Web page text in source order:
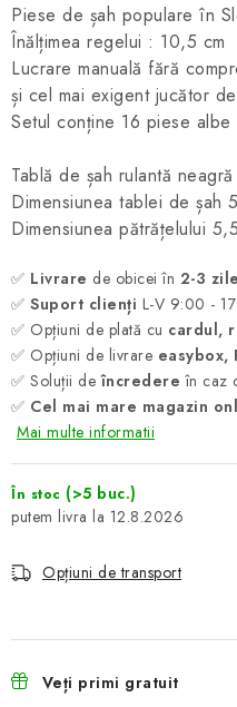
Piese de șah populare în
Înălțimea regelui : 10,5 cm
Lucrare manuală fără
și cel mai exigent jucător
Setul conține 16 piese
Tablă de șah rulantă neagră
Dimensiunea tablei de șah
Dimensiunea pătrățelului
✅ Livrare de obicei în 2-3 zile
✅ Suport clienți L-V 9:00 -
✅ Opțiuni de plată cu cardul,
✅ Opțiuni de livrare easybox,
✅ Soluții deîncredere în caz
✅ Cel mai mare magazin
Mai multe informatii
În stoc (>5 buc.)
12.8.2026
Opțiuni de transport
Veți primi gratuit